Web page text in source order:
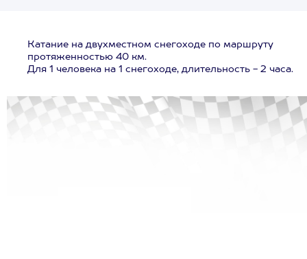
Катание на двухместном снегоходе по маршруту
протяженностью 40 км.
Для 1 человека на 1 снегоходе, длительность - 2 часа.